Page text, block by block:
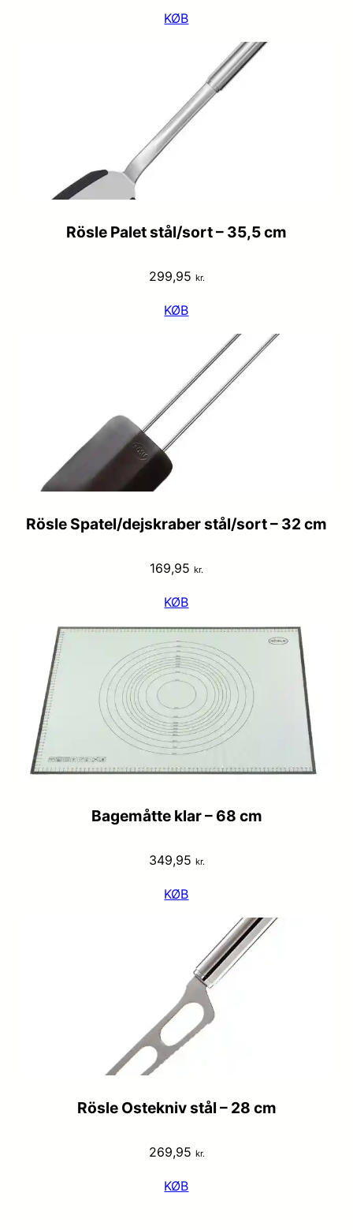
KØB
Rösle Palet stål/sort – 35,5 cm
299,95 kr.
KØB
Rösle Spatel/dejskraber stål/sort – 32 cm
169,95 kr.
KØB
Bagemåtte klar – 68 cm
349,95 kr.
KØB
Rösle Ostekniv stål – 28 cm
269,95 kr.
KØB